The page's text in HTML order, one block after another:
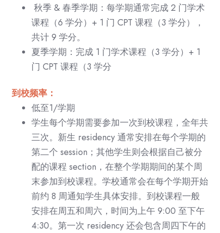
秋季 & 春季学期：每学期通常完成 2 门学术
课程（6 学分）+ 1 门 CPT 课程（3 学分），
共计 9 学分。
夏季学期：完成 1 门学术课程（3 学分）+ 1
门 CPT 课程（3 学分
到校频率：
低至1/学期
学生每个学期需要参加一次到校课程，全年共
三次。新生 residency 通常安排在每个学期的
第二个 session；其他学生则会根据自己被分
配的课程 section，在整个学期期间的某个周
末参加到校课程。学校通常会在每个学期开始
前约 8 周通知学生具体安排。到校课程一般
安排在周五和周六，时间为上午 9:00 至下午
4:30。第一次 residency 还会包含周四下午的